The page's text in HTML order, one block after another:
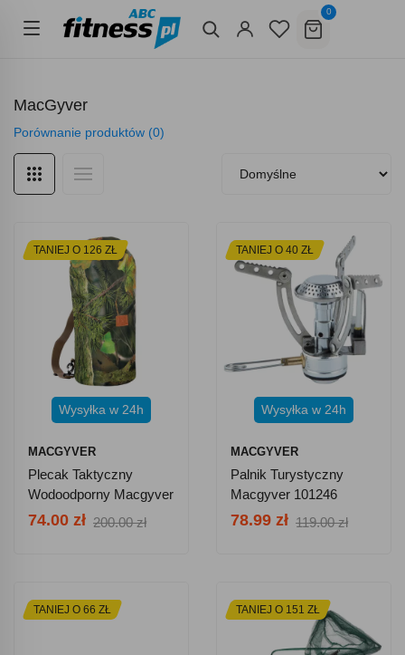
0
MacGyver
Porównanie produktów (0)
TANIEJ O 126 ZŁ
Wysyłka w 24h
MACGYVER
Plecak Taktyczny
Wodoodporny Macgyver
608004 30l
74.00 zł 200.00 zł
TANIEJ O 40 ZŁ
Wysyłka w 24h
MACGYVER
Palnik Turystyczny
Macgyver 101246
78.99 zł 119.00 zł
TANIEJ O 66 ZŁ TANIEJ O 151 ZŁ